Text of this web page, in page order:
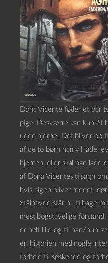
Doña Vicente føder et par
pige. Desværre kan kun ét
uden hjerne. Det bliver op
af de to børn han vil lade
hjernen, eller skal han lade
af Doña Vicentes tilsagn
hvis pigen bliver reddet,
Stålhoved står nu tilbage
mest bogstavelige
er helt lille og til han/hun
en historien med nogle
forhold til søskende og